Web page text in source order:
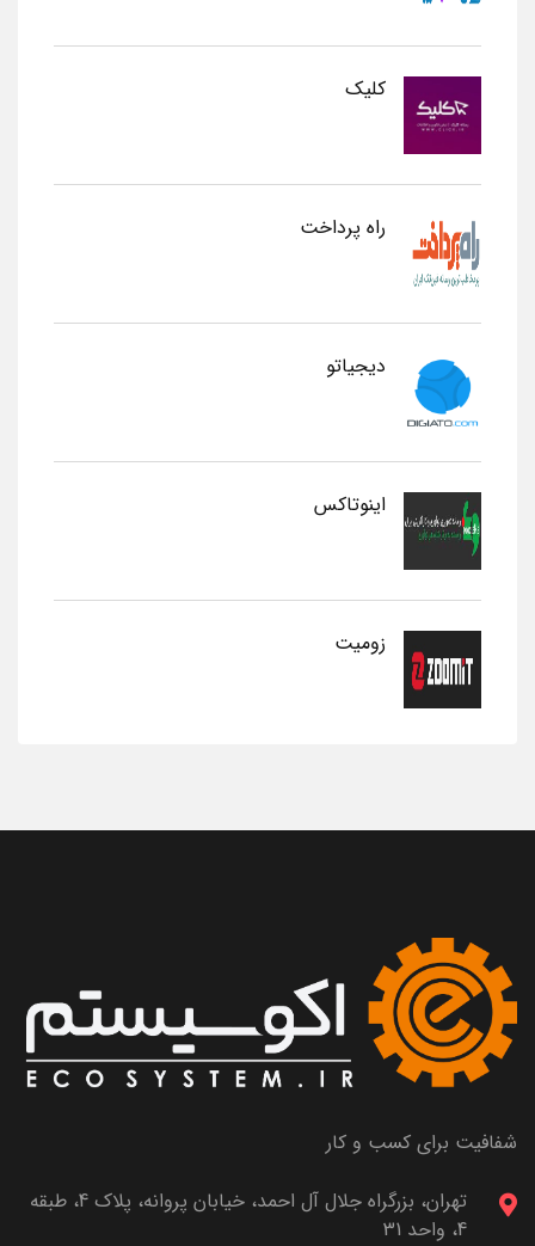
کلیک
راه پرداخت
دیجیاتو
اینوتاکس
زومیت
شفافیت برای کسب و کار
تهران، بزرگراه جلال آل احمد، خیابان پروانه، پلاک 4، طبقه
4، واحد 31